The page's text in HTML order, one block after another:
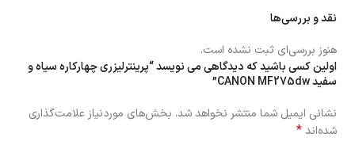
نقد و بررسی‌ها
هنوز بررسی‌ای ثبت نشده است.
اولین کسی باشید که دیدگاهی می نویسد “پرینترلیزری چهارکاره سیاه و
سفید CANON MF275dw”
نشانی ایمیل شما منتشر نخواهد شد. بخش‌های موردنیاز علامت‌گذاری
شده‌اند*